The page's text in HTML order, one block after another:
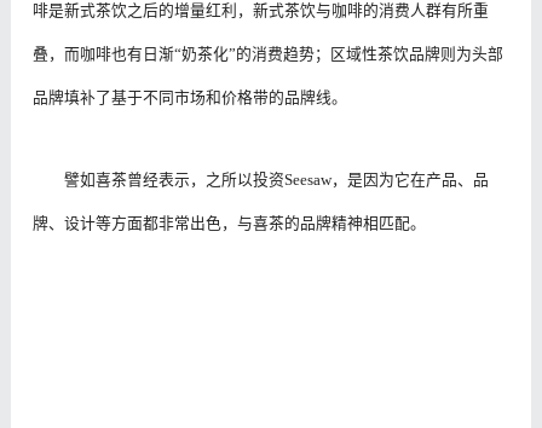
啡是新式茶饮之后的增量红利，新式茶饮与咖啡的消费人群有所重
叠，而咖啡也有日渐“奶茶化”的消费趋势；区域性茶饮品牌则为头部
品牌填补了基于不同市场和价格带的品牌线。
譬如喜茶曾经表示，之所以投资Seesaw，是因为它在产品、品
牌、设计等方面都非常出色，与喜茶的品牌精神相匹配。